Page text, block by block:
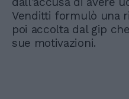
Venditti formulò una
poi accolta dal gip
sue motivazioni.